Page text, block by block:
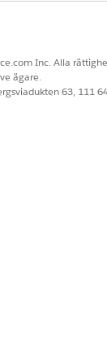
Inc. Alla
ägare.
63, 111